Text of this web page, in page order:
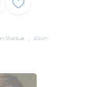
Musique Album